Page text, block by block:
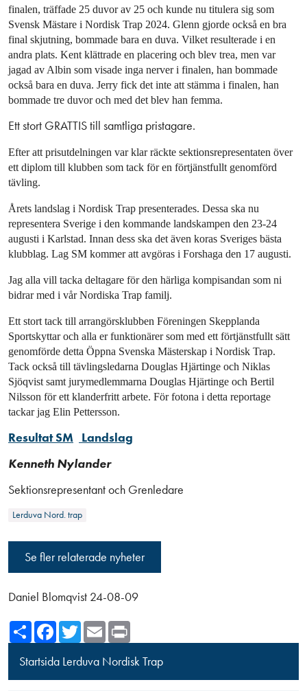
Startsida Lerduva Nordisk Trap
finalen, träffade 25 duvor av 25 och kunde nu titulera sig som
Svensk Mästare i Nordisk Trap 2024. Glenn gjorde också en bra
final skjutning, bommade bara en duva. Vilket resulterade i en
andra plats. Kent klättrade en placering och blev trea, men var
jagad av Albin som visade inga nerver i finalen, han bommade
också bara en duva. Jerry fick det inte att stämma i finalen, han
bommade tre duvor och med det blev han femma.
Ett stort GRATTIS till samtliga pristagare.
Efter att prisutdelningen var klar räckte sektionsrepresentaten över
ett diplom till klubben som tack för en förtjänstfullt genomförd
tävling.
Årets landslag i Nordisk Trap presenterades. Dessa ska nu
representera Sverige i den kommande landskampen den 23-24
augusti i Karlstad. Innan dess ska det även koras Sveriges bästa
klubblag. Lag SM kommer att avgöras i Forshaga den 17 augusti.
Jag alla vill tacka deltagare för den härliga kompisandan som ni
bidrar med i vår Nordiska Trap familj.
Ett stort tack till arrangörsklubben Föreningen Skepplanda
Sportskyttar och alla er funktionärer som med ett förtjänstfullt sätt
genomförde detta Öppna Svenska Mästerskap i Nordisk Trap.
Tack också till tävlingsledarna Douglas Hjärtinge och Niklas
Sjöqvist samt jurymedlemmarna Douglas Hjärtinge och Bertil
Nilsson för ett klanderfritt arbete. För fotona i detta reportage
tackar jag Elin Pettersson.
Resultat SM Landslag
Kenneth Nylander
Sektionsrepresentant och Grenledare
Lerduva Nord. trap
Se fler relaterade nyheter
Daniel Blomqvist 24-08-09
ShareFacebook
TwitterEmail